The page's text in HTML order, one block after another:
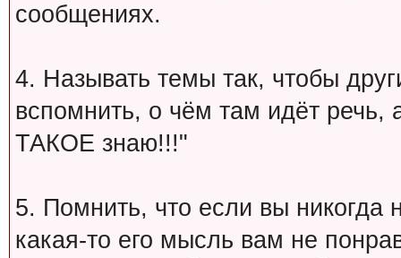
сообщениях.
4. Называть темы так, чтобы
вспомнить, о чём там идёт речь,
ТАКОЕ знаю!!!"
5. Помнить, что если вы никогда
какая-то его мысль вам не